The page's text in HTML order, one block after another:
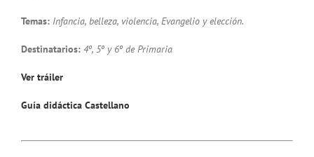
Temas: Infancia, belleza, violencia, Evangelio y elección.
Destinatarios: 4º, 5º y 6º de Primaria
Ver tráiler
Guía didáctica Castellano